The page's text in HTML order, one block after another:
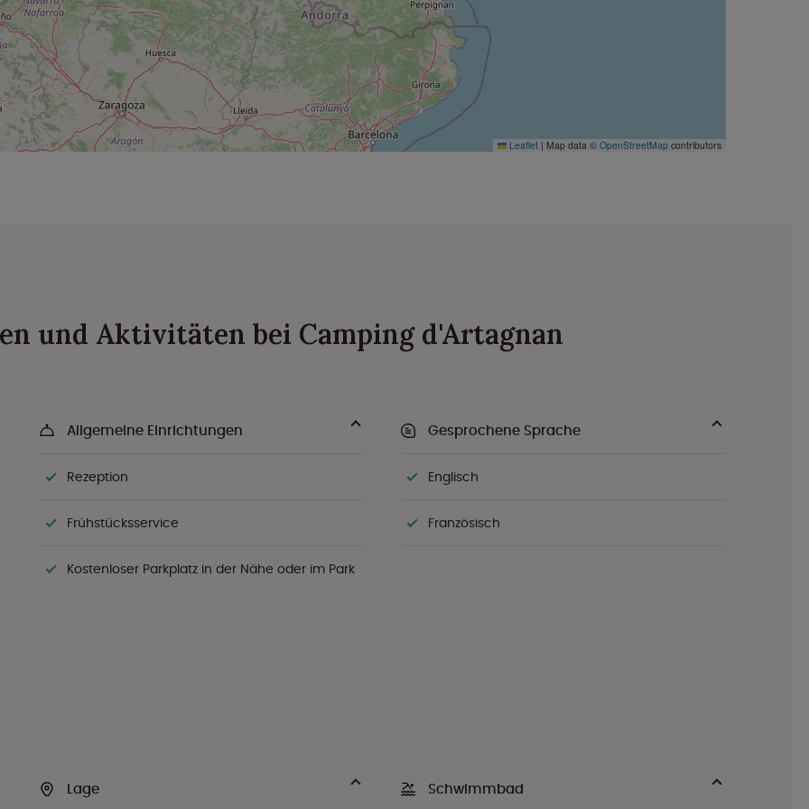
Leaflet | Map data © OpenStreetMap contributors
und Aktivitäten bei Camping d'Artagnan
Allgemeine Einrichtungen
Rezeption
Frühstücksservice
Kostenloser Parkplatz in der Nähe oder im Park
Gesprochene Sprache
Englisch
Französisch
Lage Schwimmbad